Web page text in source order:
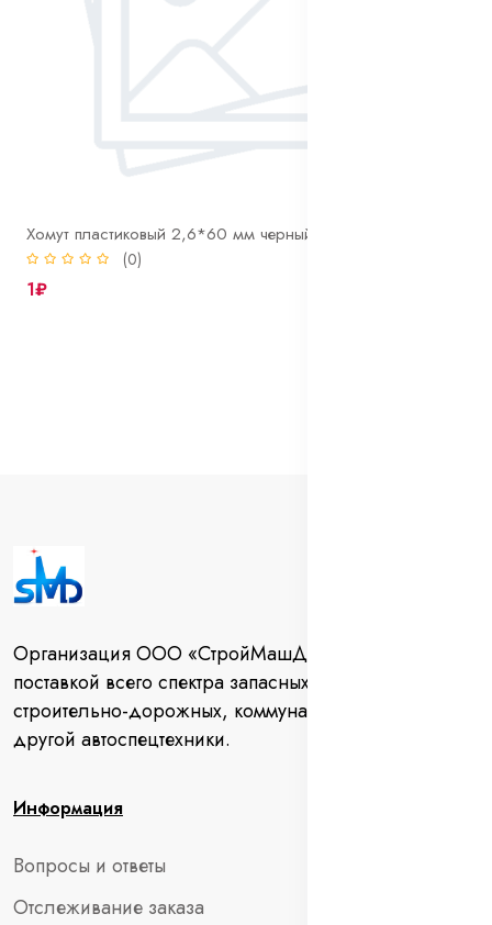
Хомут пластиковый 2,6*60 мм черный
(0)
1₽
Организация ООО «СтройМашДеталь» занимается
поставкой всего спектра запасных частей для
строительно-дорожных, коммунальных машин и
другой автоспецтехники.
Информация
Вопросы и ответы
Отслеживание заказа